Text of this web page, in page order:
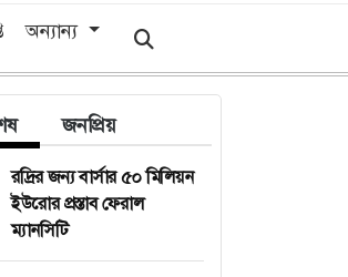
অন্যান্য
জনপ্রিয়
রদ্রির জন্য বার্সার ৫০ মিলিয়ন
ইউরোর প্রস্তাব ফেরাল
ম্যানসিটি